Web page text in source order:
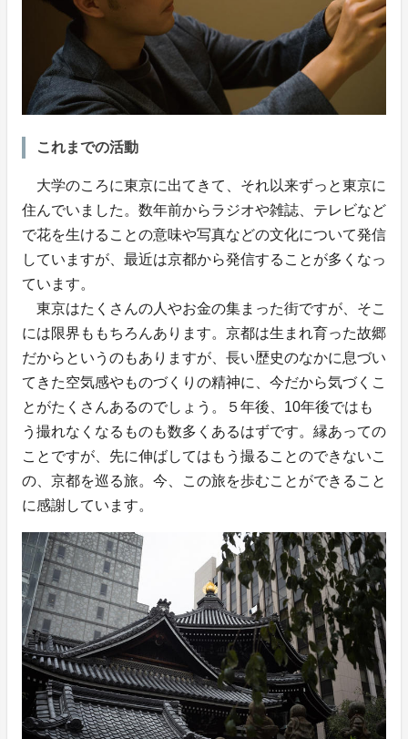
これまでの活動
大学のころに東京に出てきて、それ以来ずっと東京に
住んでいました。数年前からラジオや雑誌、テレビなど
で花を生けることの意味や写真などの文化について発信
していますが、最近は京都から発信することが多くなっ
ています。
東京はたくさんの人やお金の集まった街ですが、そこ
には限界ももちろんあります。京都は生まれ育った故郷
だからというのもありますが、長い歴史のなかに息づい
てきた空気感やものづくりの精神に、今だから気づくこ
とがたくさんあるのでしょう。５年後、10年後ではも
う撮れなくなるものも数多くあるはずです。縁あっての
ことですが、先に伸ばしてはもう撮ることのできないこ
の、京都を巡る旅。今、この旅を歩むことができること
に感謝しています。